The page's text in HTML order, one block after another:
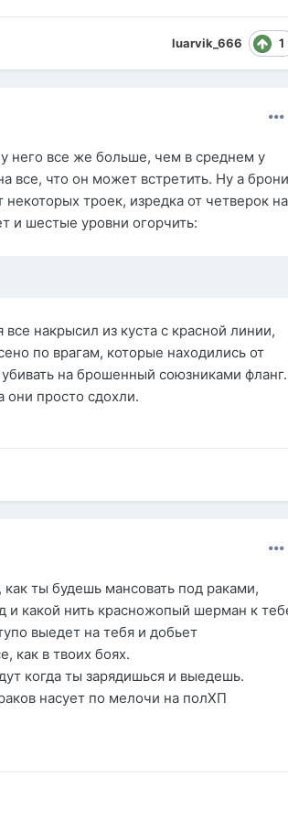
luarvik_666 1
него все же больше, чем в среднем у
все, что он может встретить. Ну а
троек, изредка от четверок на
и шестые уровни огорчить:
накрысил из куста с красной линии,
по врагам, которые находились от
на брошенный союзниками фланг.
они просто сдохли.
ты будешь мансовать под раками,
и какой нить красножопый шерман к
выедет на тебя и добьет
как в твоих боях.
когда ты зарядишься и выедешь.
насует по мелочи на полХП